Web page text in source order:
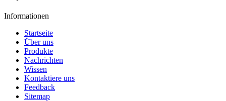
Informationen
Startseite
Über uns
Produkte
Nachrichten
Wissen
Kontaktiere uns
Feedback
Sitemap